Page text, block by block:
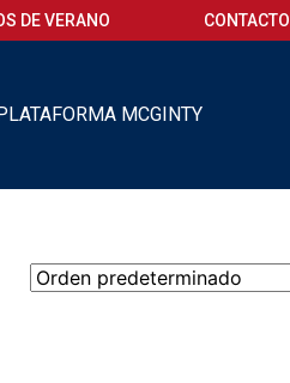
DE VERANO CONTACTO
MCGINTY